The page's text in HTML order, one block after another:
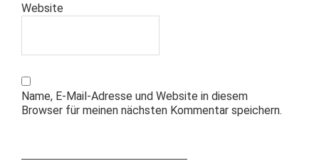
Website
Name, E-Mail-Adresse und Website in diesem
Browser für meinen nächsten Kommentar speichern.